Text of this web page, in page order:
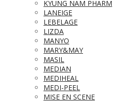
KYUNG NAM PHARM
LANEIGE
LEBELAGE
LIZDA
MANYO
MARY&MAY
MASIL
MEDIAN
MEDIHEAL
MEDI-PEEL
MISE EN SCENE